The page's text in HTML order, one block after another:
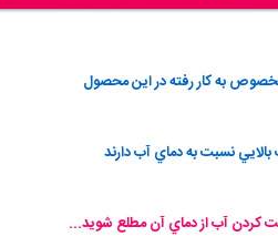
به كار رفته در اين محصول
نسبت به دماي آب دارند
كردن آب از دماي آن مطلع شويد...